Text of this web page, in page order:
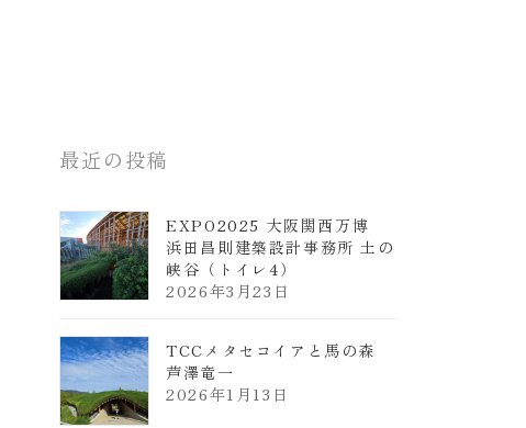
最近の投稿
EXPO2025 大阪関西万博
浜田昌則建築設計事務所 土の
峡谷（トイレ4）
2026年3月23日
TCCメタセコイアと馬の森
芦澤竜一
2026年1月13日